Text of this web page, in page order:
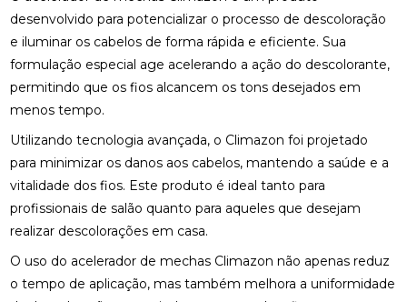
desenvolvido para potencializar o processo de descoloração
e iluminar os cabelos de forma rápida e eficiente. Sua
formulação especial age acelerando a ação do descolorante,
permitindo que os fios alcancem os tons desejados em
menos tempo.
Utilizando tecnologia avançada, o Climazon foi projetado
para minimizar os danos aos cabelos, mantendo a saúde e a
vitalidade dos fios. Este produto é ideal tanto para
profissionais de salão quanto para aqueles que desejam
realizar descolorações em casa.
O uso do acelerador de mechas Climazon não apenas reduz
o tempo de aplicação, mas também melhora a uniformidade